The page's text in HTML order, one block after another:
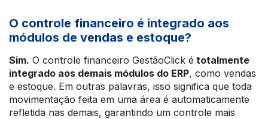
O controle financeiro é integrado aos
módulos de vendas e estoque?
Sim. O controle financeiro GestãoClick é totalmente
integrado aos demais módulos do ERP, como vendas
e estoque. Em outras palavras, isso significa que toda
movimentação feita em uma área é automaticamente
refletida nas demais, garantindo um controle mais